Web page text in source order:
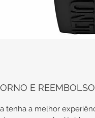
E REEMBOLSO
tenha a melhor